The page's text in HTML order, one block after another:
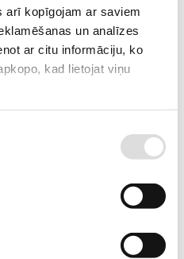
arī kopīgojam ar saviem
un analīzes
ar citu informāciju, ko
kad lietojat viņu
12520031
10335958